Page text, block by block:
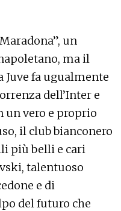
un
ma il
Juve fa ugualmente
dell’Inter e
un vero e proprio
il club bianconero
più belli e cari
talentuoso
e di
del futuro che